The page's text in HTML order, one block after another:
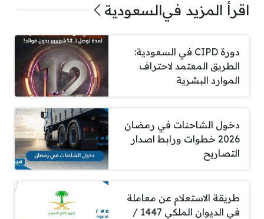
اقرأ المزيد فيالسعودية
دورة CIPD في السعودية:
الطريق المعتمد لاحتراف
الموارد البشرية
دخول الشاحنات في رمضان
2026 خطوات ورابط اصدار
التصاريح
طريقة الاستعلام عن معاملة
في الديوان الملكي 1447 /